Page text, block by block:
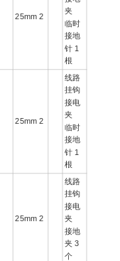
25mm 2
夹
临时
接地
针 1
根
25mm 2
线路
挂钩
接电
夹
临时
接地
针 1
根
25mm 2
线路
挂钩
接电
夹
接地
夹 3
个